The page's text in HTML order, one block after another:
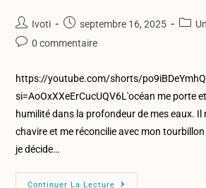
Ivoti septembre 16, 2025
0 commentaire
https://youtube.com/shorts/
si=AoOxXXeErCucUQV6L'océan me porte
humilité dans la profondeur de mes eaux. Il
chavire et me réconcilie avec mon
je décide…
Continuer La Lecture